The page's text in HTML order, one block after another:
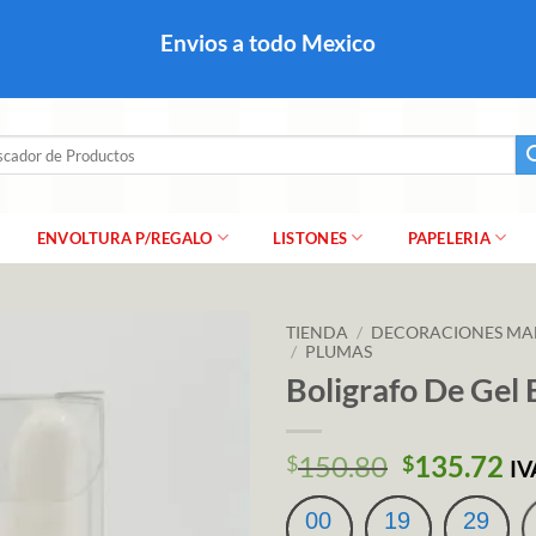
Envios a todo Mexico
ENVOLTURA P/REGALO LISTONES PAPELERIA
TIENDA / DECORACIONES
/ PLUMAS
Boligrafo De Gel
$150.80 El
precio
original
$135.72 El
00 19 29